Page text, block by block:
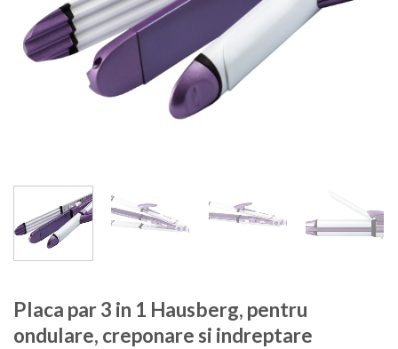
Placa par 3 in 1 Hausberg, pentru
ondulare, creponare si indreptare